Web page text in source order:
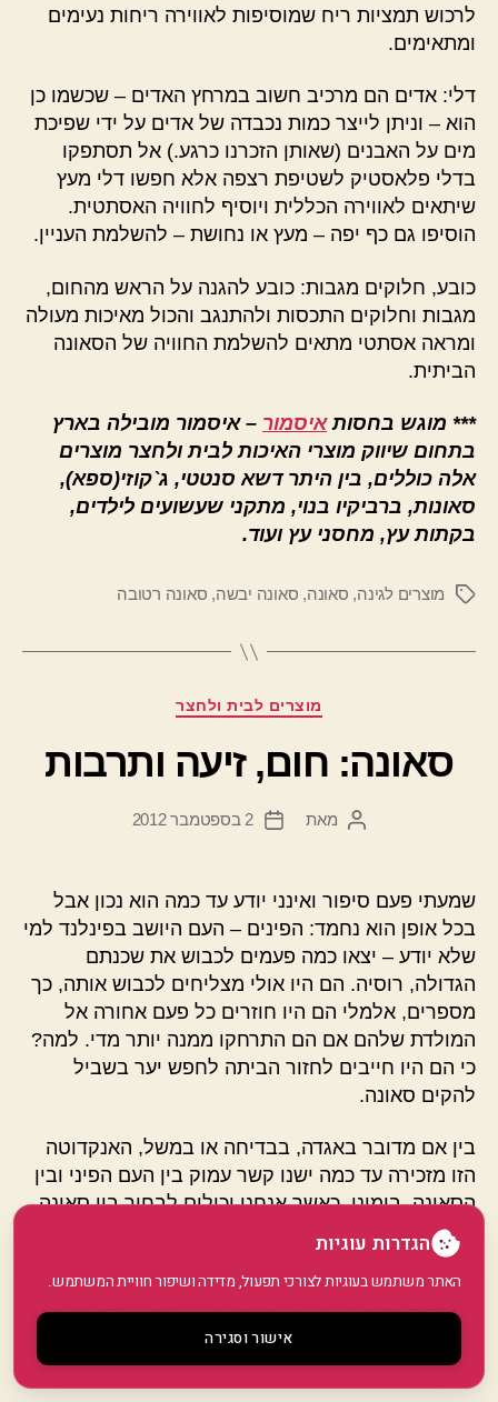
לרכוש תמציות ריח שמוסיפות לאווירה ריחות נעימים
ומתאימים.
דלי: אדים הם מרכיב חשוב במרחץ האדים – שכשמו כן
הוא – וניתן לייצר כמות נכבדה של אדים על ידי שפיכת
מים על האבנים (שאותן הזכרנו כרגע.) אל תסתפקו
בדלי פלאסטיק לשטיפת רצפה אלא חפשו דלי מעץ
שיתאים לאווירה הכללית ויוסיף לחוויה האסתטית.
הוסיפו גם כף יפה – מעץ או נחושת – להשלמת העניין.
כובע, חלוקים מגבות: כובע להגנה על הראש מהחום,
מגבות וחלוקים התכסות ולהתנגב והכול מאיכות מעולה
ומראה אסתטי מתאים להשלמת החוויה של הסאונה
הביתית.
*** מוגש בחסותאיסמור – איסמור מובילה בארץ
בתחום שיווק מוצרי האיכות לבית ולחצר מוצרים
אלה כוללים, בין היתר דשא סנטטי, ג`קוזי(ספא),
סאונות, ברביקיו בנוי, מתקני שעשועים לילדים,
בקתות עץ, מחסני עץ ועוד.
תגיותמוצרים לגינה, סאונה, סאונה יבשה, סאונה רטובה
קטגוריות
מוצרים לבית ולחצר
סאונה: חום, זיעה ותרבות
המחבר
מאת
תאריך
2 בספטמבר 2012
שמעתי פעם סיפור ואינני יודע עד כמה הוא נכון אבל
בכל אופן הוא נחמד: הפינים – העם היושב בפינלנד למי
שלא יודע – יצאו כמה פעמים לכבוש את שכנתם
הגדולה, רוסיה. הם היו אולי מצליחים לכבוש אותה, כך
מספרים, אלמלי הם היו חוזרים כל פעם אחורה אל
המולדת שלהם אם הם התרחקו ממנה יותר מדי. למה?
כי הם היו חייבים לחזור הביתה לחפש יער בשביל
להקים סאונה.
בין אם מדובר באגדה, בבדיחה או במשל, האנקדוטה
הזו מזכירה עד כמה ישנו קשר עמוק בין העם הפיני ובין
הסאונה. בימינו, כאשר אנחנו יכולים לבחור בין סאונה
יבשה ובין סאונה רטובה ולהתקין דגם גדול או קטן
בביתנו – בחדר או בגינה – אנחנו עלולים לשכוח שלא
מדובר רק במרחץ אדים אלא בדבר שהוא גם חלק
מתרבות רחוקה שיש לו משמעויות רבות, הרבה מעבר
לכמות הזיעה שאותה אנחנו מגירים במקום המיוחד
הזה.
הגדרות עוגיות
האתר משתמש בעוגיות לצורכי תפעול, מדידה ושיפור חוויית המשתמש.
אישור וסגירה